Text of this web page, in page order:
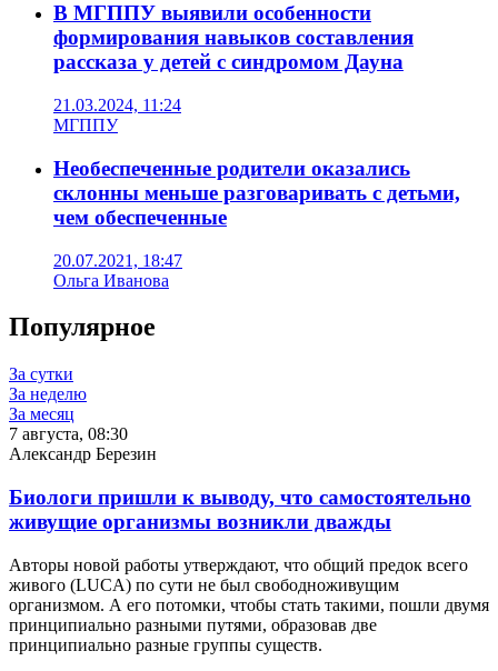
В МГППУ выявили особенности
формирования навыков составления
рассказа у детей с синдромом Дауна
21.03.2024, 11:24
МГППУ
Необеспеченные родители оказались
склонны меньше разговаривать с детьми,
чем обеспеченные
20.07.2021, 18:47
Ольга Иванова
Популярное
За сутки
За неделю
За месяц
7 августа, 08:30
Александр Березин
Биологи пришли к выводу, что самостоятельно
живущие организмы возникли дважды
Авторы новой работы утверждают, что общий предок всего
живого (LUCA) по сути не был свободноживущим
организмом. А его потомки, чтобы стать такими, пошли двумя
принципиально разными путями, образовав две
принципиально разные группы существ.